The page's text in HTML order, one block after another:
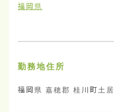
福岡県
勤務地住所
福岡県 嘉穂郡 桂川町土居